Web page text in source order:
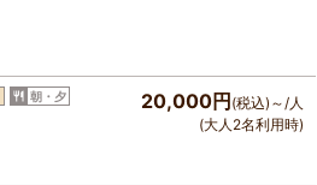
朝・夕 20,000円 (税込)～/人
(大人2名利用時)